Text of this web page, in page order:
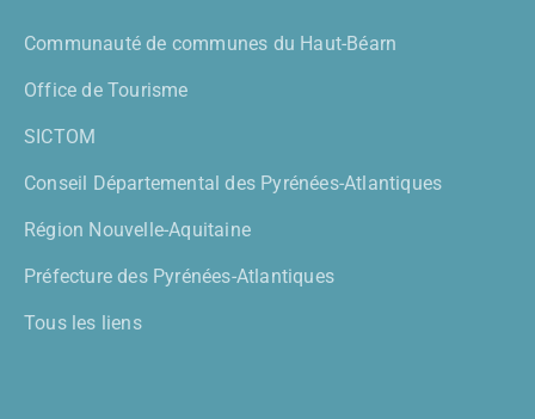
Communauté de communes du Haut-Béarn
Office de Tourisme
SICTOM
Conseil Départemental des Pyrénées-Atlantiques
Région Nouvelle-Aquitaine
Préfecture des Pyrénées-Atlantiques
Tous les liens